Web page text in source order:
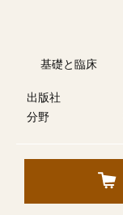
基礎と臨床
出版社
分野